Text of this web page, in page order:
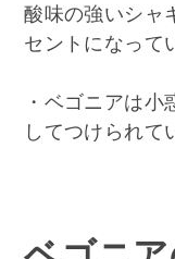
酸味の強いシャ
セントになって
・ベゴニアは小
してつけられて